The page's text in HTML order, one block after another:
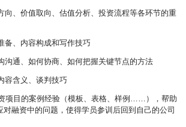
向、价值取向、估值分析、投资流程等各环节的重
备、内容构成和写作技巧
沟通、如何协商、如何把握关键节点的方法
容含义、谈判技巧
项目的案例经验（模板、表格、样例……），帮助
对融资中的问题，使得学员参训后回到自己的公司